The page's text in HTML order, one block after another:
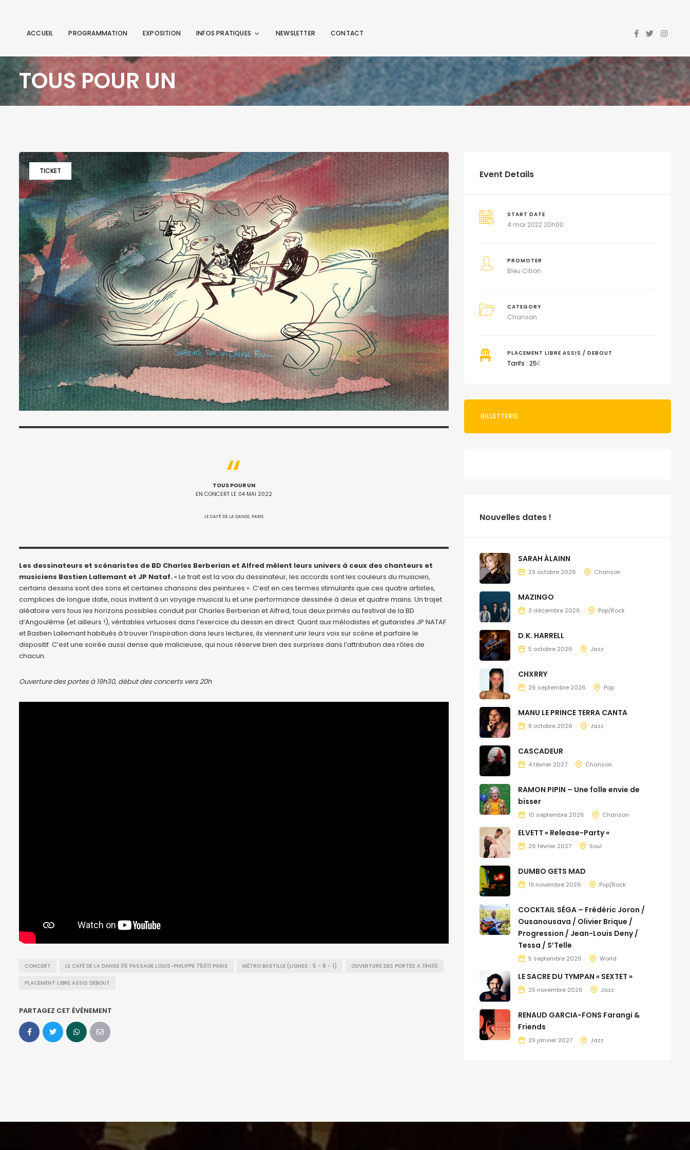
ACCUEIL PROGRAMMATION EXPOSITION INFOS PRATIQUES NEWSLETTER CONTACT
TOUS POUR UN
TICKET
TOUS POUR UN
EN CONCERT LE 04 MAI 2022
LE CAFÉ DE LA DANSE, PARIS
Les dessinateurs et scénaristes de BD Charles Berberian et Alfred mêlent leurs univers à ceux des chanteurs et
musiciens Bastien Lallemant et JP Nataf.« Le trait est la voix du dessinateur, les accords sont les couleurs du musicien,
certains dessins sont des sons et certaines chansons des peintures ». C’est en ces termes stimulants que ces quatre artistes,
complices de longue date, nous invitent à un voyage musical lu et une performance dessinée à deux et quatre mains. Un trajet
aléatoire vers tous les horizons possibles conduit par Charles Berberian et Alfred, tous deux primés au festival de la BD
d’Angoulême (et ailleurs !), véritables virtuoses dans l’exercice du dessin en direct. Quant aux mélodistes et guitaristes JP NATAF
et Bastien Lallemant habitués à trouver l’inspiration dans leurs lectures, ils viennent unir leurs voix sur scène et parfaire le
dispositif. C’est une soirée aussi dense que malicieuse, qui nous réserve bien des surprises dans l’attribution des rôles de
chacun.
Ouverture des portes à 19h30, début des concerts vers 20h
CONCERT LE CAFÉ DE LA DANSE 05 PASSAGE LOUIS-PHILIPPE 75011 PARIS MÉTRO BASTILLE (LIGNES : 5 - 8 - 1) OUVERTURE DES PORTES A 19H30
PLACEMENT LIBRE ASSIS DEBOUT
PARTAGEZ CET ÉVÈNEMENT
Event Details
START DATE
4 mai 2022 20h00
PROMOTER
Bleu Citron
CATEGORY
Chanson
PLACEMENT LIBRE ASSIS / DEBOUT
Tarifs : 25€
BILLETTERIE
Nouvelles dates !
SARAH ÀLAINN
29 octobre 2026 Chanson
MAZINGO
3 décembre 2026 Pop/Rock
D.K. HARRELL
5 octobre 2026 Jazz
CHXRRY
26 septembre 2026 Pop
MANU LE PRINCE TERRA CANTA
8 octobre 2026 Jazz
CASCADEUR
4 février 2027 Chanson
RAMON PIPIN – Une folle envie de
bisser
10 septembre 2026 Chanson
ELVETT « Release-Party »
26 février 2027 Soul
DUMBO GETS MAD
19 novembre 2026 Pop/Rock
COCKTAIL SÉGA – Frédéric Joron /
Ousanousava / Olivier Brique /
Progression / Jean-Louis Deny /
Tessa / S’Telle
5 septembre 2026 World
LE SACRE DU TYMPAN « SEXTET »
25 novembre 2026 Jazz
RENAUD GARCIA-FONS Farangi &
Friends
29 janvier 2027 Jazz